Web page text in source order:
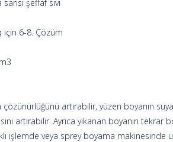
şeffaf sıvı
için 6-8. Çözüm
çözünürlüğünü artırabilir, yüzen boyanın
artırabilir. Ayrıca yıkanan boyanın tekrar
işlemde veya sprey boyama makinesinde